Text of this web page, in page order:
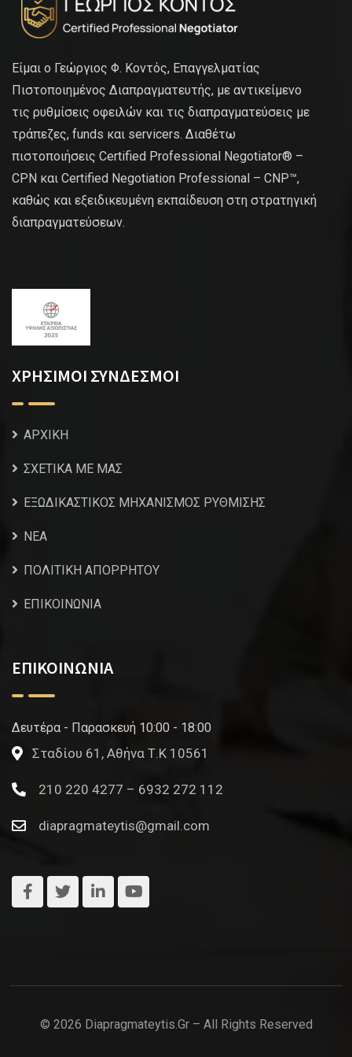
Είμαι ο Γεώργιος Φ. Κοντός, Επαγγελματίας
Πιστοποιημένος Διαπραγματευτής, με αντικείμενο
τις ρυθμίσεις οφειλών και τις διαπραγματεύσεις με
τράπεζες, funds και servicers. Διαθέτω
πιστοποιήσεις Certified Professional Negotiator® –
CPN και Certified Negotiation Professional – CNP™,
καθώς και εξειδικευμένη εκπαίδευση στη στρατηγική
διαπραγματεύσεων.
ΧΡΗΣΙΜΟΙ ΣΥΝΔΕΣΜΟΙ
ΑΡΧΙΚΗ
ΣΧΕΤΙΚΑ ΜΕ ΜΑΣ
ΕΞΩΔΙΚΑΣΤΙΚΟΣ ΜΗΧΑΝΙΣΜΟΣ ΡΥΘΜΙΣΗΣ
NEA
ΠΟΛΙΤΙΚΗ ΑΠΟΡΡΗΤΟΥ
ΕΠΙΚΟΙΝΩΝΙΑ
ΕΠΙΚΟΙΝΩΝΙΑ
Δευτέρα - Παρασκευή 10:00 - 18:00
Σταδίου 61, Αθήνα Τ.Κ 10561
210 220 4277 – 6932 272 112
diapragmateytis@gmail.com
© 2026 Diapragmateytis.gr – All Rights Reserved